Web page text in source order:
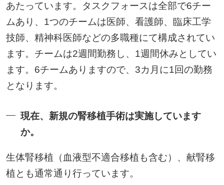
あたっています。タスクフォースは全部で6チー
ムあり、1つのチームは医師、看護師、臨床工学
技師、精神科医師などの多職種にて構成されてい
ます。チームは2週間勤務し、1週間休みとしてい
ます。6チームありますので、3カ月に1回の勤務
となります。
現在、新規の腎移植手術は実施しています
か。
生体腎移植（血液型不適合移植も含む）、献腎移
植とも通常通り行っています。